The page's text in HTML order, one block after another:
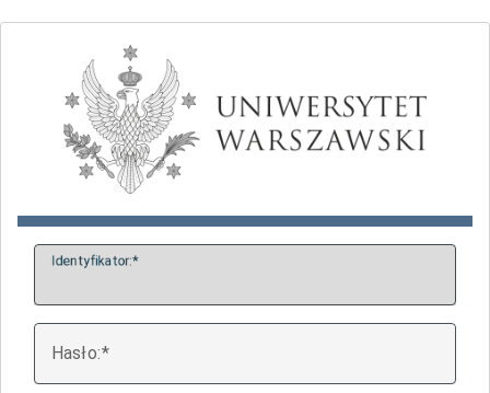
Identyfikator:
Hasło: